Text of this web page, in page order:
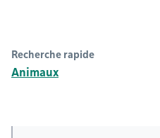
Recherche rapide
Animaux